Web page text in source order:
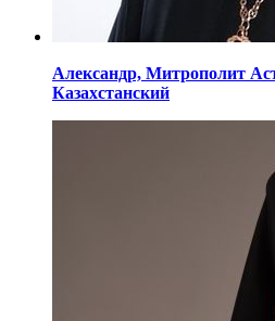
Александр, Митрополит
Казахстанский